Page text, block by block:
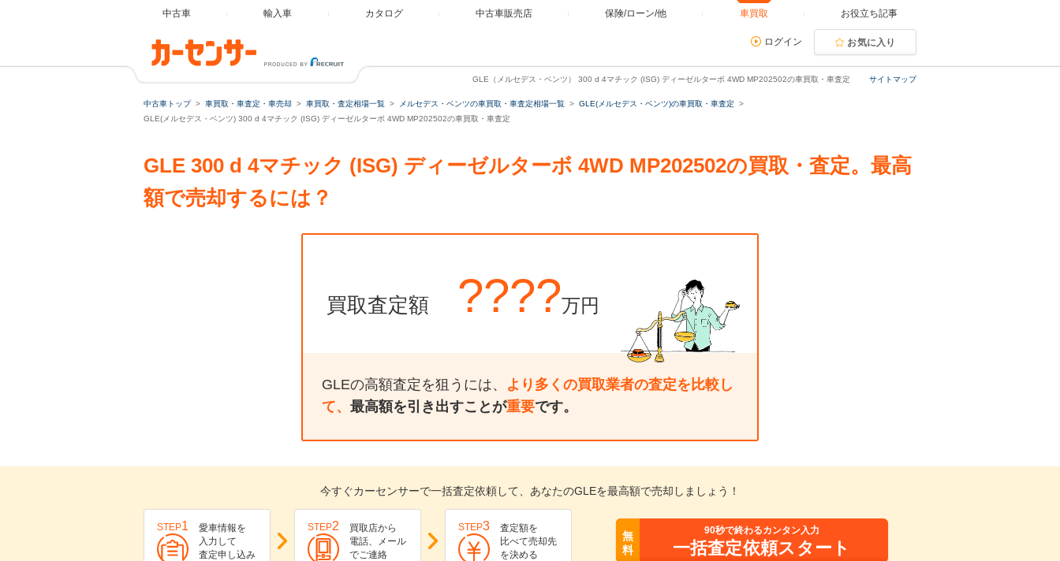
中古車 輸入車 カタログ 中古車販売店 保険/ローン/他 車買取 お役立ち記事
ログイン お気に入り
サイトマップ
GLE（メルセデス・ベンツ） 300 d 4マチック (ISG) ディーゼルターボ 4WD MP202502の車買取・車査定
中古車トップ 車買取・車査定・車売却 車買取・査定相場一覧 メルセデス・ベンツの車買取・車査定相場一覧
GLE(メルセデス・ベンツ)の車買取・車査定
GLE(メルセデス・ベンツ) 300 d 4マチック (ISG) ディーゼルターボ 4WD MP202502の車買取・車査定
GLE 300 d 4マチック (ISG) ディーゼルターボ 4WD MP202502の買取・査定。最高
額で売却するには？
買取査定額 ????万円
GLEの高額査定を狙うには、 より多くの買取業者の査定を比較し
て、 最高額を引き出すことが重要です。
今すぐカーセンサーで一括査定依頼して、あなたのGLEを最高額で売却しましょう！
STEP1
愛車情報を
入力して
査定申し込み
STEP2
買取店から
電話、メール
でご連絡
STEP3
査定額を
比べて売却先
を決める
無
料
90秒で終わるカンタン入力
一括査定依頼スタート